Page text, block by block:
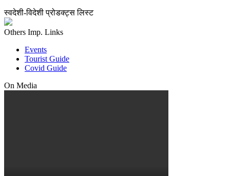
स्वदेशी-विदेशी प्रोडक्ट्स लिस्ट
Others Imp. Links
Events
Tourist Guide
Covid Guide
On Media